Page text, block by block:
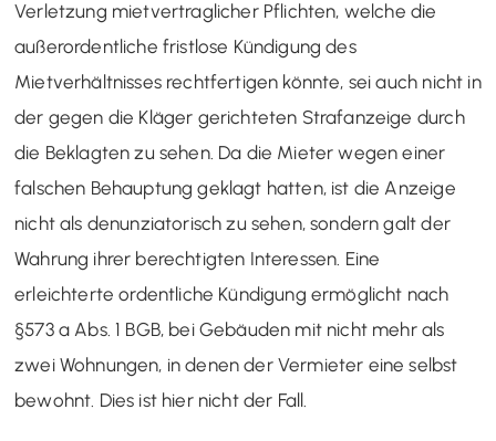
Verletzung mietvertraglicher Pflichten, welche die
außerordentliche fristlose Kündigung des
Mietverhältnisses rechtfertigen könnte, sei auch nicht in
der gegen die Kläger gerichteten Strafanzeige durch
die Beklagten zu sehen. Da die Mieter wegen einer
falschen Behauptung geklagt hatten, ist die Anzeige
nicht als denunziatorisch zu sehen, sondern galt der
Wahrung ihrer berechtigten Interessen. Eine
erleichterte ordentliche Kündigung ermöglicht nach
§573 a Abs. 1 BGB, bei Gebäuden mit nicht mehr als
zwei Wohnungen, in denen der Vermieter eine selbst
bewohnt. Dies ist hier nicht der Fall.